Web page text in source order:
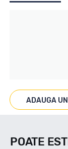
Se poate
in caz ca este
ADAUGA
POATE